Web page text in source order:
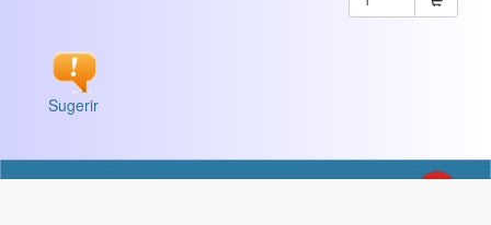
Sugerir